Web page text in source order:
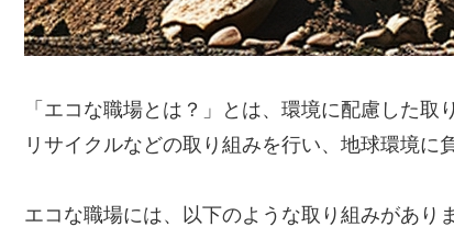
「エコな職場とは？」とは、環境に配慮した
リサイクルなどの取り組みを行い、地球環境に
エコな職場には、以下のような取り組みがありま